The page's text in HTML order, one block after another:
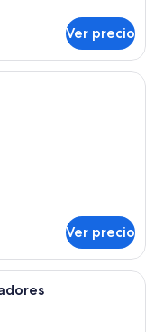
Ver precio
de hotel con cama,
Ver precio
de hotel con dos camas,